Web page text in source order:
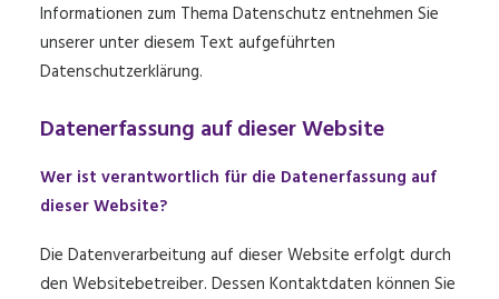
Informationen zum Thema Datenschutz entnehmen Sie
unserer unter diesem Text aufgeführten
Datenschutzerklärung.
Datenerfassung auf dieser Website
Wer ist verantwortlich für die Datenerfassung auf
dieser Website?
Die Datenverarbeitung auf dieser Website erfolgt durch
den Websitebetreiber. Dessen Kontaktdaten können Sie